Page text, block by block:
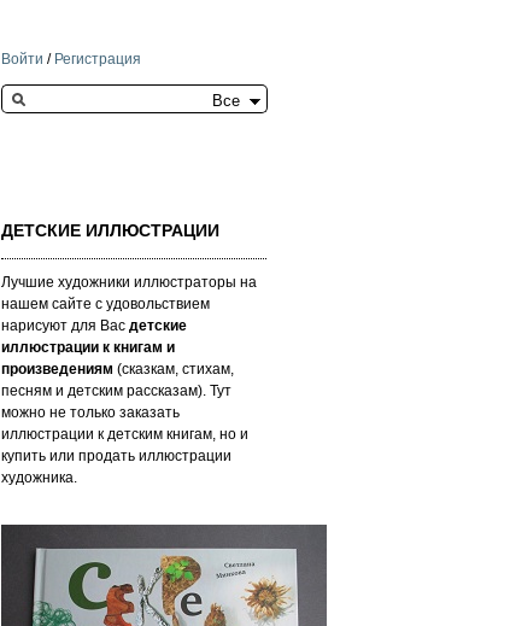
Войти / Регистрация
Search this site
ДЕТСКИЕ ИЛЛЮСТРАЦИИ
Лучшие художники иллюстраторы на
нашем сайте с удовольствием
нарисуют для Вас детские
иллюстрации к книгам и
произведениям (сказкам, стихам,
песням и детским рассказам). Тут
можно не только заказать
иллюстрации к детским книгам, но и
купить или продать иллюстрации
художника.